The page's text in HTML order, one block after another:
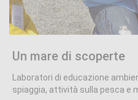
Un mare di scoperte
Laboratori di educazione
spiaggia, attività sulla pesca e